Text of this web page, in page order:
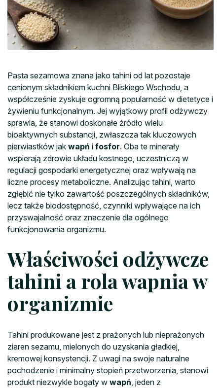
Pasta sezamowa znana jako tahini od lat pozostaje
cenionym składnikiem kuchni Bliskiego Wschodu, a
współcześnie zyskuje ogromną popularność w dietetyce i
żywieniu funkcjonalnym. Jej wyjątkowy profil odżywczy
sprawia, że stanowi doskonałe źródło wielu
bioaktywnych substancji, zwłaszcza tak kluczowych
pierwiastków jak wapń i fosfor. Oba te minerały
wspierają zdrowie układu kostnego, uczestniczą w
regulacji gospodarki energetycznej oraz wpływają na
liczne procesy metaboliczne. Analizując tahini, warto
zgłębić nie tylko zawartość poszczególnych składników,
lecz także biodostępność, czynniki wpływające na ich
przyswajalność oraz znaczenie dla ogólnego
funkcjonowania organizmu.
Właściwości odżywcze
tahini a rola wapnia w
organizmie
Tahini produkowane jest z prażonych lub nieprażonych
ziaren sezamu, mielonych do uzyskania gładkiej,
kremowej konsystencji. Z uwagi na swoje naturalne
pochodzenie i minimalny stopień przetworzenia, stanowi
produkt niezwykle bogaty w wapń , jeden z